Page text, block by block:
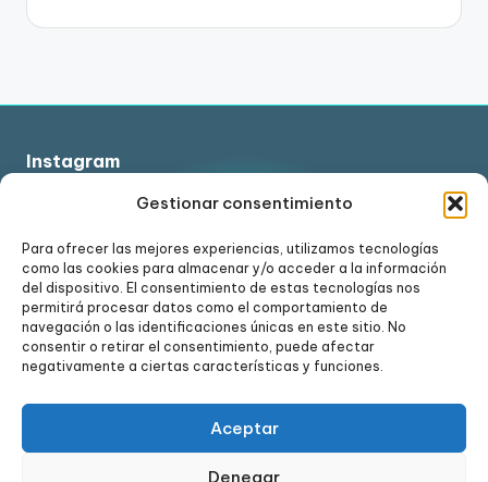
Gestionar consentimiento
Para ofrecer las mejores experiencias, utilizamos tecnologías
como las cookies para almacenar y/o acceder a la información
del dispositivo. El consentimiento de estas tecnologías nos
permitirá procesar datos como el comportamiento de
navegación o las identificaciones únicas en este sitio. No
consentir o retirar el consentimiento, puede afectar
negativamente a ciertas características y funciones.
Aceptar
Denegar
Instagram
Ver en Instagram